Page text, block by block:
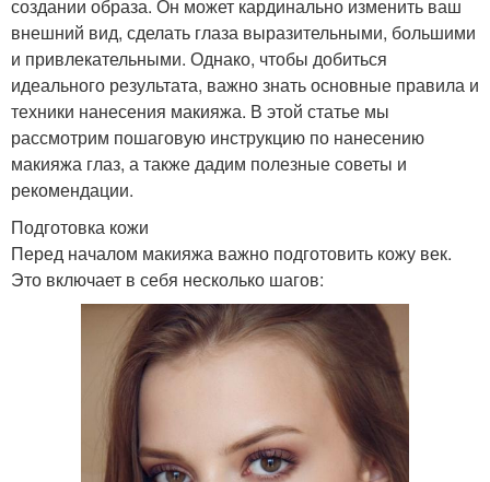
создании образа. Он может кардинально изменить ваш
внешний вид, сделать глаза выразительными, большими
и привлекательными. Однако, чтобы добиться
идеального результата, важно знать основные правила и
техники нанесения макияжа. В этой статье мы
рассмотрим пошаговую инструкцию по нанесению
макияжа глаз, а также дадим полезные советы и
рекомендации.
Подготовка кожи
Перед началом макияжа важно подготовить кожу век.
Это включает в себя несколько шагов: